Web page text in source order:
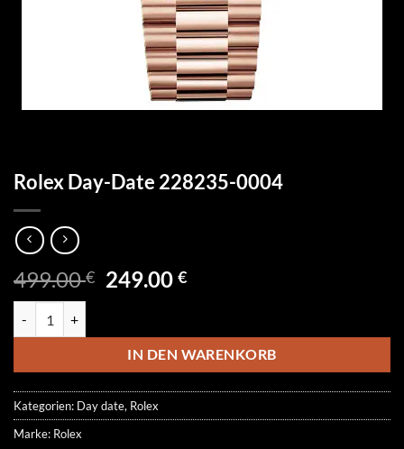
Rolex Day-Date 228235-0004
499.00€ Ursprünglicher
499.00 €
249.00€Aktueller
249.00 €.
IN DEN WARENKORB
Kategorien: Day date, Rolex
Marke: Rolex